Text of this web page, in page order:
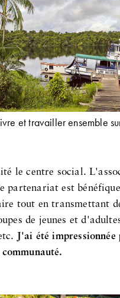
et travailler ensemble
le centre social.
partenariat est
tout en transmettant
de jeunes et
J'ai été